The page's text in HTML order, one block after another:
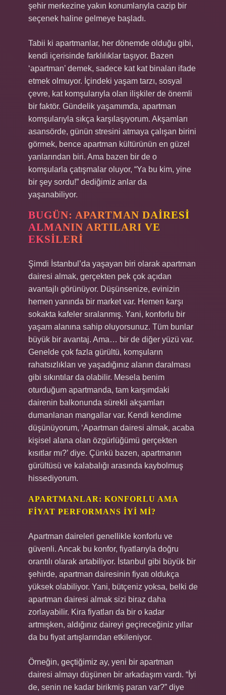
şehir merkezine yakın konumlarıyla cazip bir
seçenek haline gelmeye başladı.
Tabii ki apartmanlar, her dönemde olduğu gibi,
kendi içerisinde farklılıklar taşıyor. Bazen
‘apartman’ demek, sadece kat kat binaları ifade
etmek olmuyor. İçindeki yaşam tarzı, sosyal
çevre, kat komşularıyla olan ilişkiler de önemli
bir faktör. Gündelik yaşamımda, apartman
komşularıyla sıkça karşılaşıyorum. Akşamları
asansörde, günün stresini atmaya çalışan birini
görmek, bence apartman kültürünün en güzel
yanlarından biri. Ama bazen bir de o
komşularla çatışmalar oluyor, “Ya bu kim, yine
bir şey sordu!” dediğimiz anlar da
yaşanabiliyor.
BUGÜN: APARTMAN DAIRESI
ALMANIN ARTILARI VE
EKSILERI
Şimdi İstanbul’da yaşayan biri olarak apartman
dairesi almak, gerçekten pek çok açıdan
avantajlı görünüyor. Düşünsenize, evinizin
hemen yanında bir market var. Hemen karşı
sokakta kafeler sıralanmış. Yani, konforlu bir
yaşam alanına sahip oluyorsunuz. Tüm bunlar
büyük bir avantaj. Ama… bir de diğer yüzü var.
Genelde çok fazla gürültü, komşuların
rahatsızlıkları ve yaşadığınız alanın daralması
gibi sıkıntılar da olabilir. Mesela benim
oturduğum apartmanda, tam karşımdaki
dairenin balkonunda sürekli akşamları
dumanlanan mangallar var. Kendi kendime
düşünüyorum, ‘Apartman dairesi almak, acaba
kişisel alana olan özgürlüğümü gerçekten
kısıtlar mı?’ diye. Çünkü bazen, apartmanın
gürültüsü ve kalabalığı arasında kaybolmuş
hissediyorum.
APARTMANLAR: KONFORLU AMA
FIYAT PERFORMANS İYI MI?
Apartman daireleri genellikle konforlu ve
güvenli. Ancak bu konfor, fiyatlarıyla doğru
orantılı olarak artabiliyor. İstanbul gibi büyük bir
şehirde, apartman dairesinin fiyatı oldukça
yüksek olabiliyor. Yani, bütçeniz yoksa, belki de
apartman dairesi almak sizi biraz daha
zorlayabilir. Kira fiyatları da bir o kadar
artmışken, aldığınız daireyi geçireceğiniz yıllar
da bu fiyat artışlarından etkileniyor.
Örneğin, geçtiğimiz ay, yeni bir apartman
dairesi almayı düşünen bir arkadaşım vardı. “İyi
de, senin ne kadar birikmiş paran var?” diye